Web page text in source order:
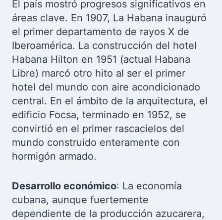
El país mostró progresos significativos en
áreas clave. En 1907, La Habana inauguró
el primer departamento de rayos X de
Iberoamérica. La construcción del hotel
Habana Hilton en 1951 (actual Habana
Libre) marcó otro hito al ser el primer
hotel del mundo con aire acondicionado
central. En el ámbito de la arquitectura, el
edificio Focsa, terminado en 1952, se
convirtió en el primer rascacielos del
mundo construido enteramente con
hormigón armado.
Desarrollo económico: La economía
cubana, aunque fuertemente
dependiente de la producción azucarera,